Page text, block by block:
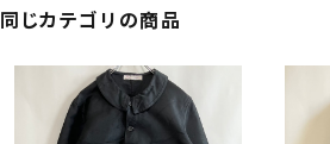
同じカテゴリの商品